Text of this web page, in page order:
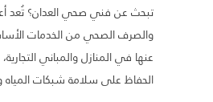
تبحث عن فني صحي العدان؟ تُعد
والصرف الصحي من الخدمات
عنها في المنازل والمباني
الحفاظ على سلامة شبكات